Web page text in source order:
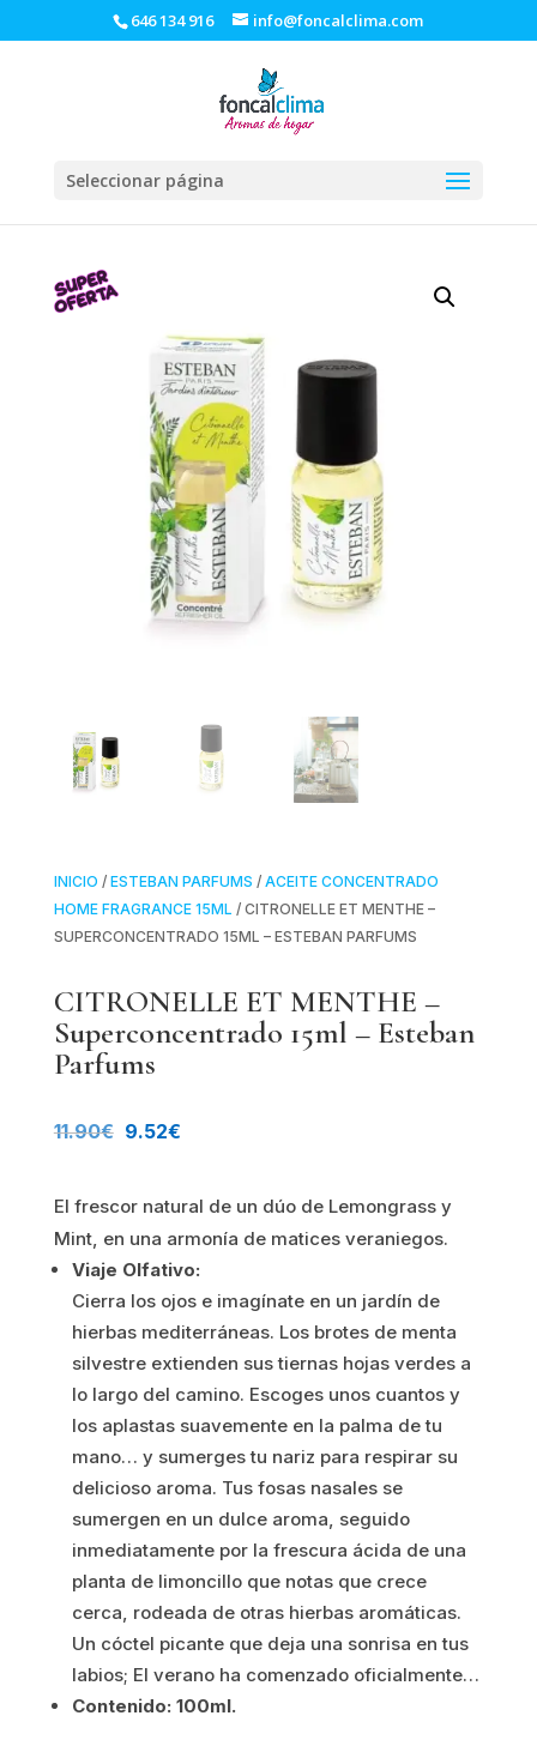
646 134 916 info@foncalclima.com
Seleccionar página
INICIO / ESTEBAN PARFUMS / ACEITE CONCENTRADO
HOME FRAGRANCE 15ML / CITRONELLE ET MENTHE –
SUPERCONCENTRADO 15ML – ESTEBAN PARFUMS
CITRONELLE ET MENTHE –
Superconcentrado 15ml – Esteban
Parfums
11.90€ El
original
era:
11.90€.
9.52€El
actual
es:
El frescor natural de un dúo de Lemongrass y
Mint, en una armonía de matices veraniegos.
Viaje Olfativo:
Cierra los ojos e imagínate en un jardín de
hierbas mediterráneas. Los brotes de menta
silvestre extienden sus tiernas hojas verdes a
lo largo del camino. Escoges unos cuantos y
los aplastas suavemente en la palma de tu
mano… y sumerges tu nariz para respirar su
delicioso aroma. Tus fosas nasales se
sumergen en un dulce aroma, seguido
inmediatamente por la frescura ácida de una
planta de limoncillo que notas que crece
cerca, rodeada de otras hierbas aromáticas.
Un cóctel picante que deja una sonrisa en tus
labios; El verano ha comenzado oficialmente…
Contenido: 100ml.